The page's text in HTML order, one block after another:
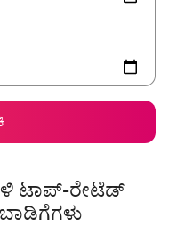
ಟಾಪ್-ರೇಟೆಡ್